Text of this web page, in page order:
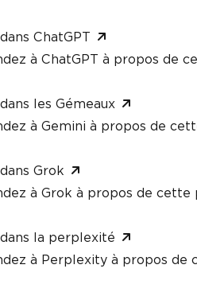
ChatGPT
à ChatGPT à propos de
les Gémeaux
à Gemini à propos de
Grok
à Grok à propos de cette
la perplexité
à Perplexity à propos de